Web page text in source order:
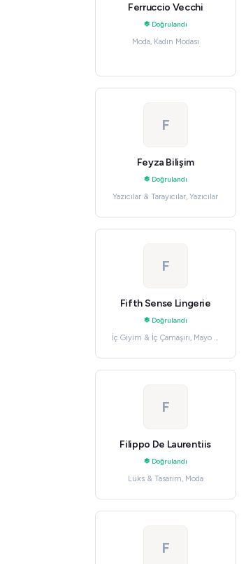
Ferruccio Vecchi
Doğrulandı
Moda, Kadın Modası
F
Feyza Bilişim
Doğrulandı
Yazıcılar & Tarayıcılar, Yazıcılar
F
Fifth Sense Lingerie
Doğrulandı
İç Giyim & İç Çamaşırı, Mayo &
F
Filippo De Laurentiis
Doğrulandı
Lüks & Tasarım, Moda
F